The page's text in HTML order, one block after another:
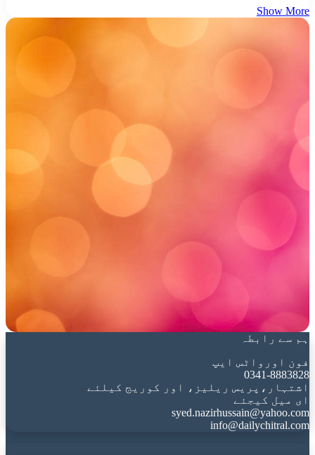
Show More
ہم سے رابطہ
فون اورواٹس ایپ
0341-8883828
اشتہار،پریس ریلیز، اور کوریج کیلئے
ای میل کیجئے
syed.nazirhussain@yahoo.com
info@dailychitral.com